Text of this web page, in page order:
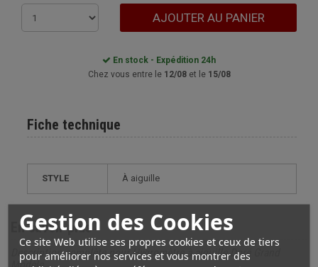
Gestion des Cookies
Ce site Web utilise ses propres cookies et ceux de tiers
pour améliorer nos services et vous montrer des
AJOUTER AU PANIER
En stock - Expédition 24h
Chez vous entre le 12/08et le 15/08
Fiche technique
STYLE à aiguille
En savoir plus
Description complète pour Hygromètre à aiguille Doré Grand